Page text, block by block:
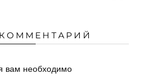
вам необходимо